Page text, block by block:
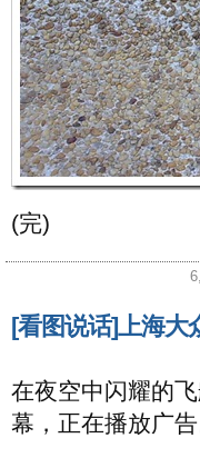
(完)
[看图说话]上海大
在夜空中闪耀的
幕，正在播放广告